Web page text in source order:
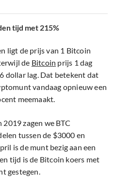
tijd met 215%
ligt de prijs van 1 Bitcoin
de Bitcoin prijs 1 dag
dollar lag. Dat betekent dat
vandaag opnieuw een
meemaakt.
zagen we BTC
tussen de $3000 en
is de munt bezig aan een
tijd is de Bitcoin koers met
gestegen.